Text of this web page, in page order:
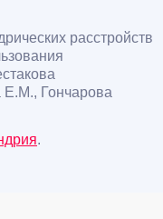
расстройств
Е.М., Гончарова
.